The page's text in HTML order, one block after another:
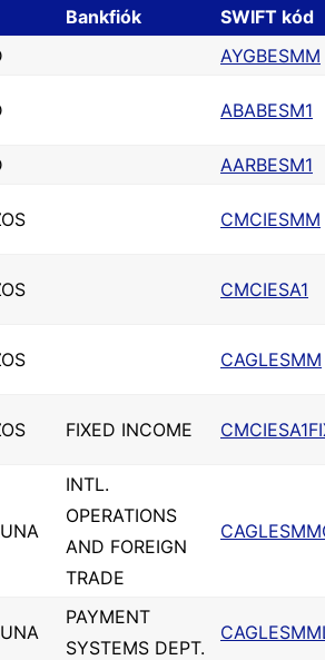
Bankfiók
SWIFT kód
AYGBESMM
ABABESM1
AARBESM1
CMCIESMM
CMCIESA1
CAGLESMM
FIXED INCOME
INTL.
OPERATIONS
AND FOREIGN
TRADE
PAYMENT
SYSTEMS DEPT.